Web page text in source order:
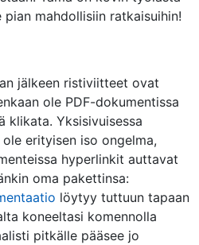
pian mahdollisiin ratkaisuihin!
jälkeen ristiviitteet ovat
ole PDF-dokumentissa
klikata. Yksisivuisessa
erityisen iso ongelma,
hyperlinkit auttavat
oma pakettinsa:
löytyy tuttuun tapaan
koneeltasi komennolla
pitkälle pääsee jo